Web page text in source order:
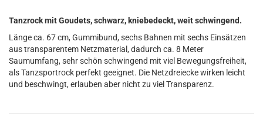
Tanzrock mit Goudets, schwarz, kniebedeckt, weit schwingend.
Länge ca. 67 cm, Gummibund, sechs Bahnen mit sechs Einsätzen
aus transparentem Netzmaterial, dadurch ca. 8 Meter
Saumumfang, sehr schön schwingend mit viel Bewegungsfreiheit,
als Tanzsportrock perfekt geeignet. Die Netzdreiecke wirken leicht
und beschwingt, erlauben aber nicht zu viel Transparenz.